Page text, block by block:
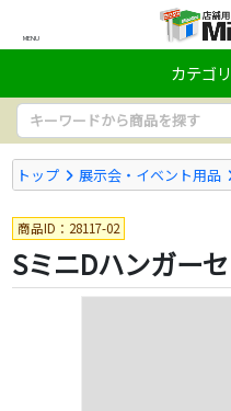
MENU
カテゴ
トップ 展示会・イベント用品
商品ID：28117-02
SミニDハンガー